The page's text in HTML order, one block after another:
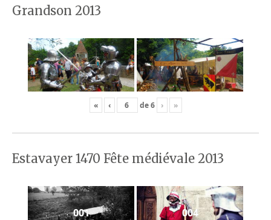
Grandson 2013
« ‹ de6 › »
Estavayer 1470 Fête médiévale 2013
001 004